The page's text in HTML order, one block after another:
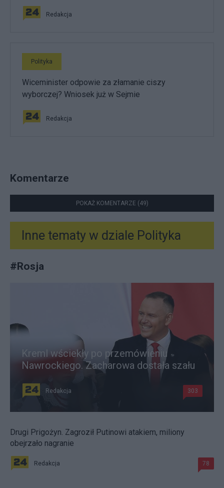
Redakcja
Polityka
Wiceminister odpowie za złamanie ciszy
wyborczej? Wniosek już w Sejmie
Redakcja
Komentarze
POKAŻ KOMENTARZE (49)
Inne tematy w dziale Polityka
#Rosja
Kreml wściekły po przemówieniu
Nawrockiego. Zacharowa dostała szału
Redakcja 303
Drugi Prigożyn. Zagroził Putinowi atakiem, miliony
obejrzało nagranie
Redakcja 78